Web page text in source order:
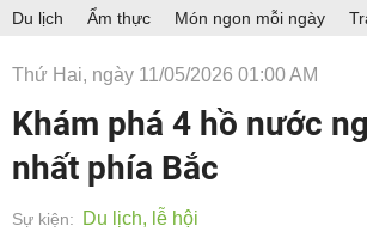
Du lịch Ẩm thực Món ngon mỗi ngày
Thứ Hai, ngày 11/05/2026 01:00 AM
Khám phá 4 hồ nước
nhất phía Bắc
Sự kiện: Du lịch, lễ hội